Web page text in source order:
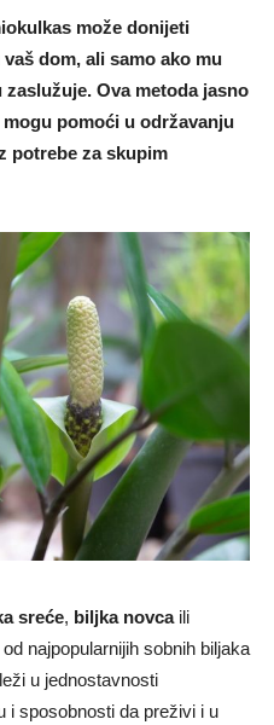
može donijeti
dom, ali samo ako mu
Ova metoda jasno
pomoći u održavanju
potrebe za skupim
sreće, biljka novcaili
najpopularnijih sobnih biljaka
u jednostavnosti
i sposobnosti da preživi i u